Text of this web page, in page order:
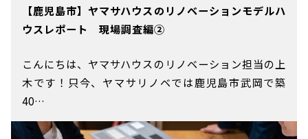
【鹿児島市】ヤマサハウスのリノベーションモデルハ
ウスレポート 現場調査編②
こんにちは、ヤマサハウスのリノベーション担当の上
木です！只今、ヤマサリノベでは鹿児島市武岡で築
40…